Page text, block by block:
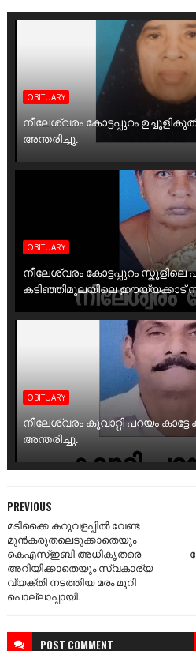
OBITUARY
നീലേശ്വരം കോട്ടപ്പുറം
അന്തരിച്ചു.
OBITUARY
നീലേശ്വരം കോട്ടപ്പുറം സ്കൂളിലെ
കടിഞ്ഞിമൂലയിലെ ഈയ്യക്കാട്
OBITUARY
നീലേശ്വരം കൂവാറ്റി പറയം
അന്തരിച്ചു.
PREVIOUS
മടിക്കൈ കറുവളപ്പിൽ വേണ്ട
മുൻകരുതലെടുക്കാതെയും
കെഎസ്ഇബി അധികൃതരെ
അറിയിക്കാതെയും സ്വകാര്യ
വ്യക്തി നടത്തിയ മരം മുറി
പൊല്ലാപ്പായി.
POST COMMENT